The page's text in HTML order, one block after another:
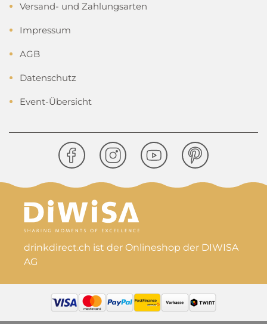
Versand- und Zahlungsarten
Impressum
AGB
Datenschutz
Event-Übersicht
drinkdirect.ch ist der Onlineshop der DIWISA
AG